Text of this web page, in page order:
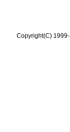
Copyright(C)